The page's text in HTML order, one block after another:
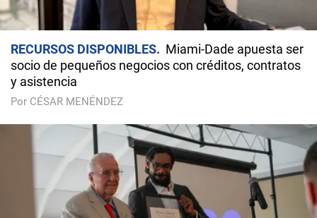
RECURSOS DISPONIBLES
Miami-Dade apuesta ser
socio de pequeños negocios con créditos, contratos
y asistencia
Por CÉSAR MENÉNDEZ